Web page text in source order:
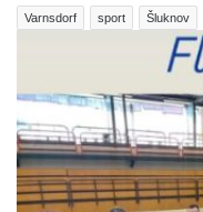
Varnsdorf sport Šluknov